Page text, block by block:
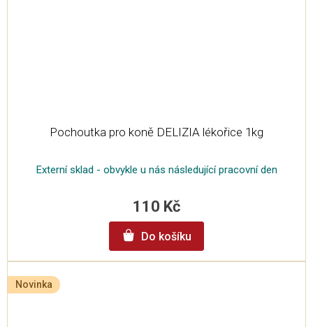
Pochoutka pro koně DELIZIA lékořice 1kg
Externí sklad - obvykle u nás následující pracovní den
110 Kč
Do košíku
Novinka